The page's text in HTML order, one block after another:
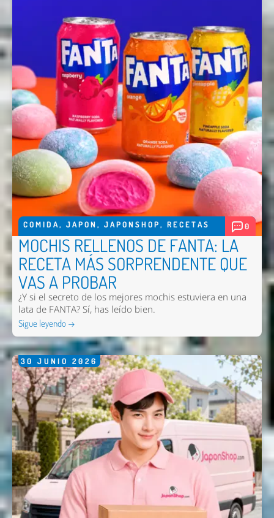
COMIDA, JAPON , JAPONSHOP, RECETAS 0
MOCHIS RELLENOS DE FANTA: LA
RECETA MÁS SORPRENDENTE QUE
VAS A PROBAR
¿Y si el secreto de los mejores mochis estuviera en una
lata de FANTA? Sí, has leído bien.
Sigue leyendo →
30 JUNIO 2026